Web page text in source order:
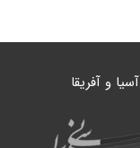
آسیا و آفریقا